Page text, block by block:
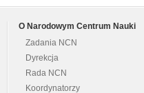
O Narodowym Centrum Nauki
Zadania NCN
Dyrekcja
Rada NCN
Koordynatorzy